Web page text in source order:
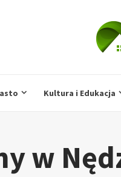
Kultura i Edukacja
w